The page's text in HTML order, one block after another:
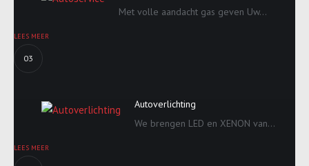
Met volle aandacht gas geven Uw...
LEES MEER
03
Autoverlichting
We brengen LED en XENON van...
LEES MEER